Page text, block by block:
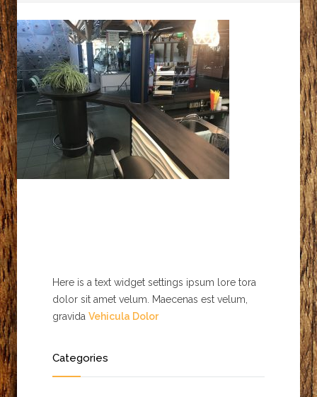
Here is a text widget settings ipsum lore tora
dolor sit amet velum. Maecenas est velum,
gravida Vehicula Dolor
Categories